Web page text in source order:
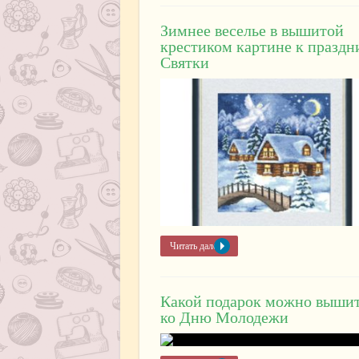
Зимнее веселье в вышитой
крестиком картине к
Святки
Читать далее »
Какой подарок можно
ко Дню Молодежи